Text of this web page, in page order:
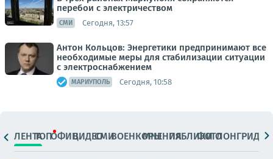
перебои с электричеством
СМИ Сегодня, 13:57
Антон Кольцов: Энергетики предпринимают все
необходимые меры для стабилизации ситуации
с электроснабжением
МАРИУПОЛЬ Сегодня, 10:58
ЛЕНТАТОПОФИЦ.ВИДЕОСМИВОЕНКОРЫМНЕНИЯПАБЛИКИ
ФОТОЛОНГРИДЫ